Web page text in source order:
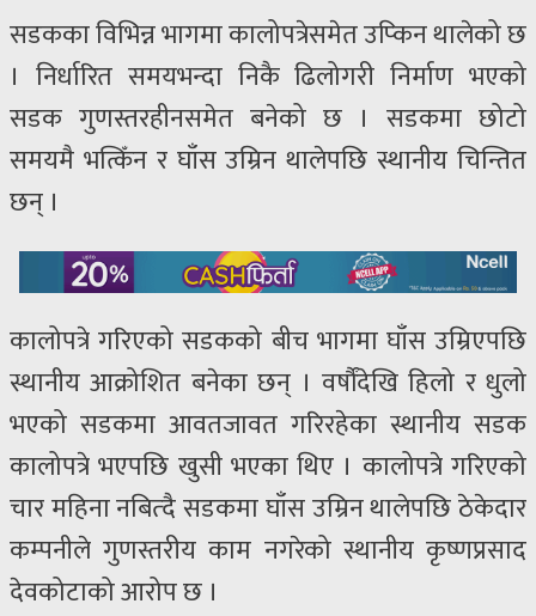
सडकका विभिन्न भागमा कालोपत्रेसमेत उप्किन थालेको छ
। निर्धारित समयभन्दा निकै ढिलोगरी निर्माण भएको
सडक गुणस्तरहीनसमेत बनेको छ । सडकमा छोटो
समयमै भत्किँन र घाँस उम्रिन थालेपछि स्थानीय चिन्तित
छन् ।
कालोपत्रे गरिएको सडकको बीच भागमा घाँस उम्रिएपछि
स्थानीय आक्रोशित बनेका छन् । वर्षौंदेखि हिलो र धुलो
भएको सडकमा आवतजावत गरिरहेका स्थानीय सडक
कालोपत्रे भएपछि खुसी भएका थिए । कालोपत्रे गरिएको
चार महिना नबित्दै सडकमा घाँस उम्रिन थालेपछि ठेकेदार
कम्पनीले गुणस्तरीय काम नगरेको स्थानीय कृष्णप्रसाद
देवकोटाको आरोप छ ।